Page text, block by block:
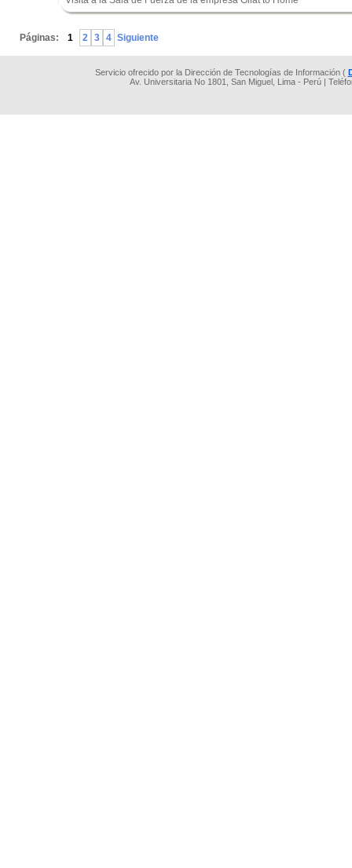
Páginas: 1 2 3 4 Siguiente
Servicio ofrecido por la Dirección de Tecnologías de Información (
Av. Universitaria No 1801, San Miguel, Lima - Perú |